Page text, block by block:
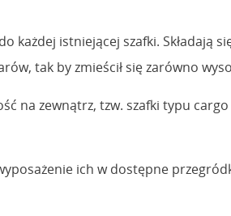
każdej istniejącej szafki. Składają
tak by zmieścił się zarówno
na zewnątrz, tzw. szafki typu
ich w dostępne